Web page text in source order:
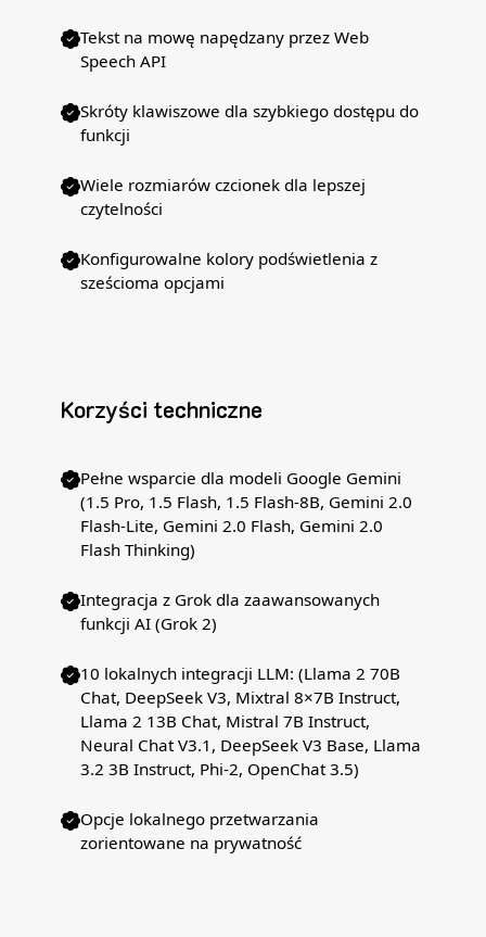
Tekst na mowę napędzany przez Web
Speech API
Skróty klawiszowe dla szybkiego dostępu do
funkcji
Wiele rozmiarów czcionek dla lepszej
czytelności
Konfigurowalne kolory podświetlenia z
sześcioma opcjami
Korzyści techniczne
Pełne wsparcie dla modeli Google Gemini
(1.5 Pro, 1.5 Flash, 1.5 Flash-8B, Gemini 2.0
Flash-Lite, Gemini 2.0 Flash, Gemini 2.0
Flash Thinking)
Integracja z Grok dla zaawansowanych
funkcji AI (Grok 2)
10 lokalnych integracji LLM: (Llama 2 70B
Chat, DeepSeek V3, Mixtral 8×7B Instruct,
Llama 2 13B Chat, Mistral 7B Instruct,
Neural Chat V3.1, DeepSeek V3 Base, Llama
3.2 3B Instruct, Phi-2, OpenChat 3.5)
Opcje lokalnego przetwarzania
zorientowane na prywatność